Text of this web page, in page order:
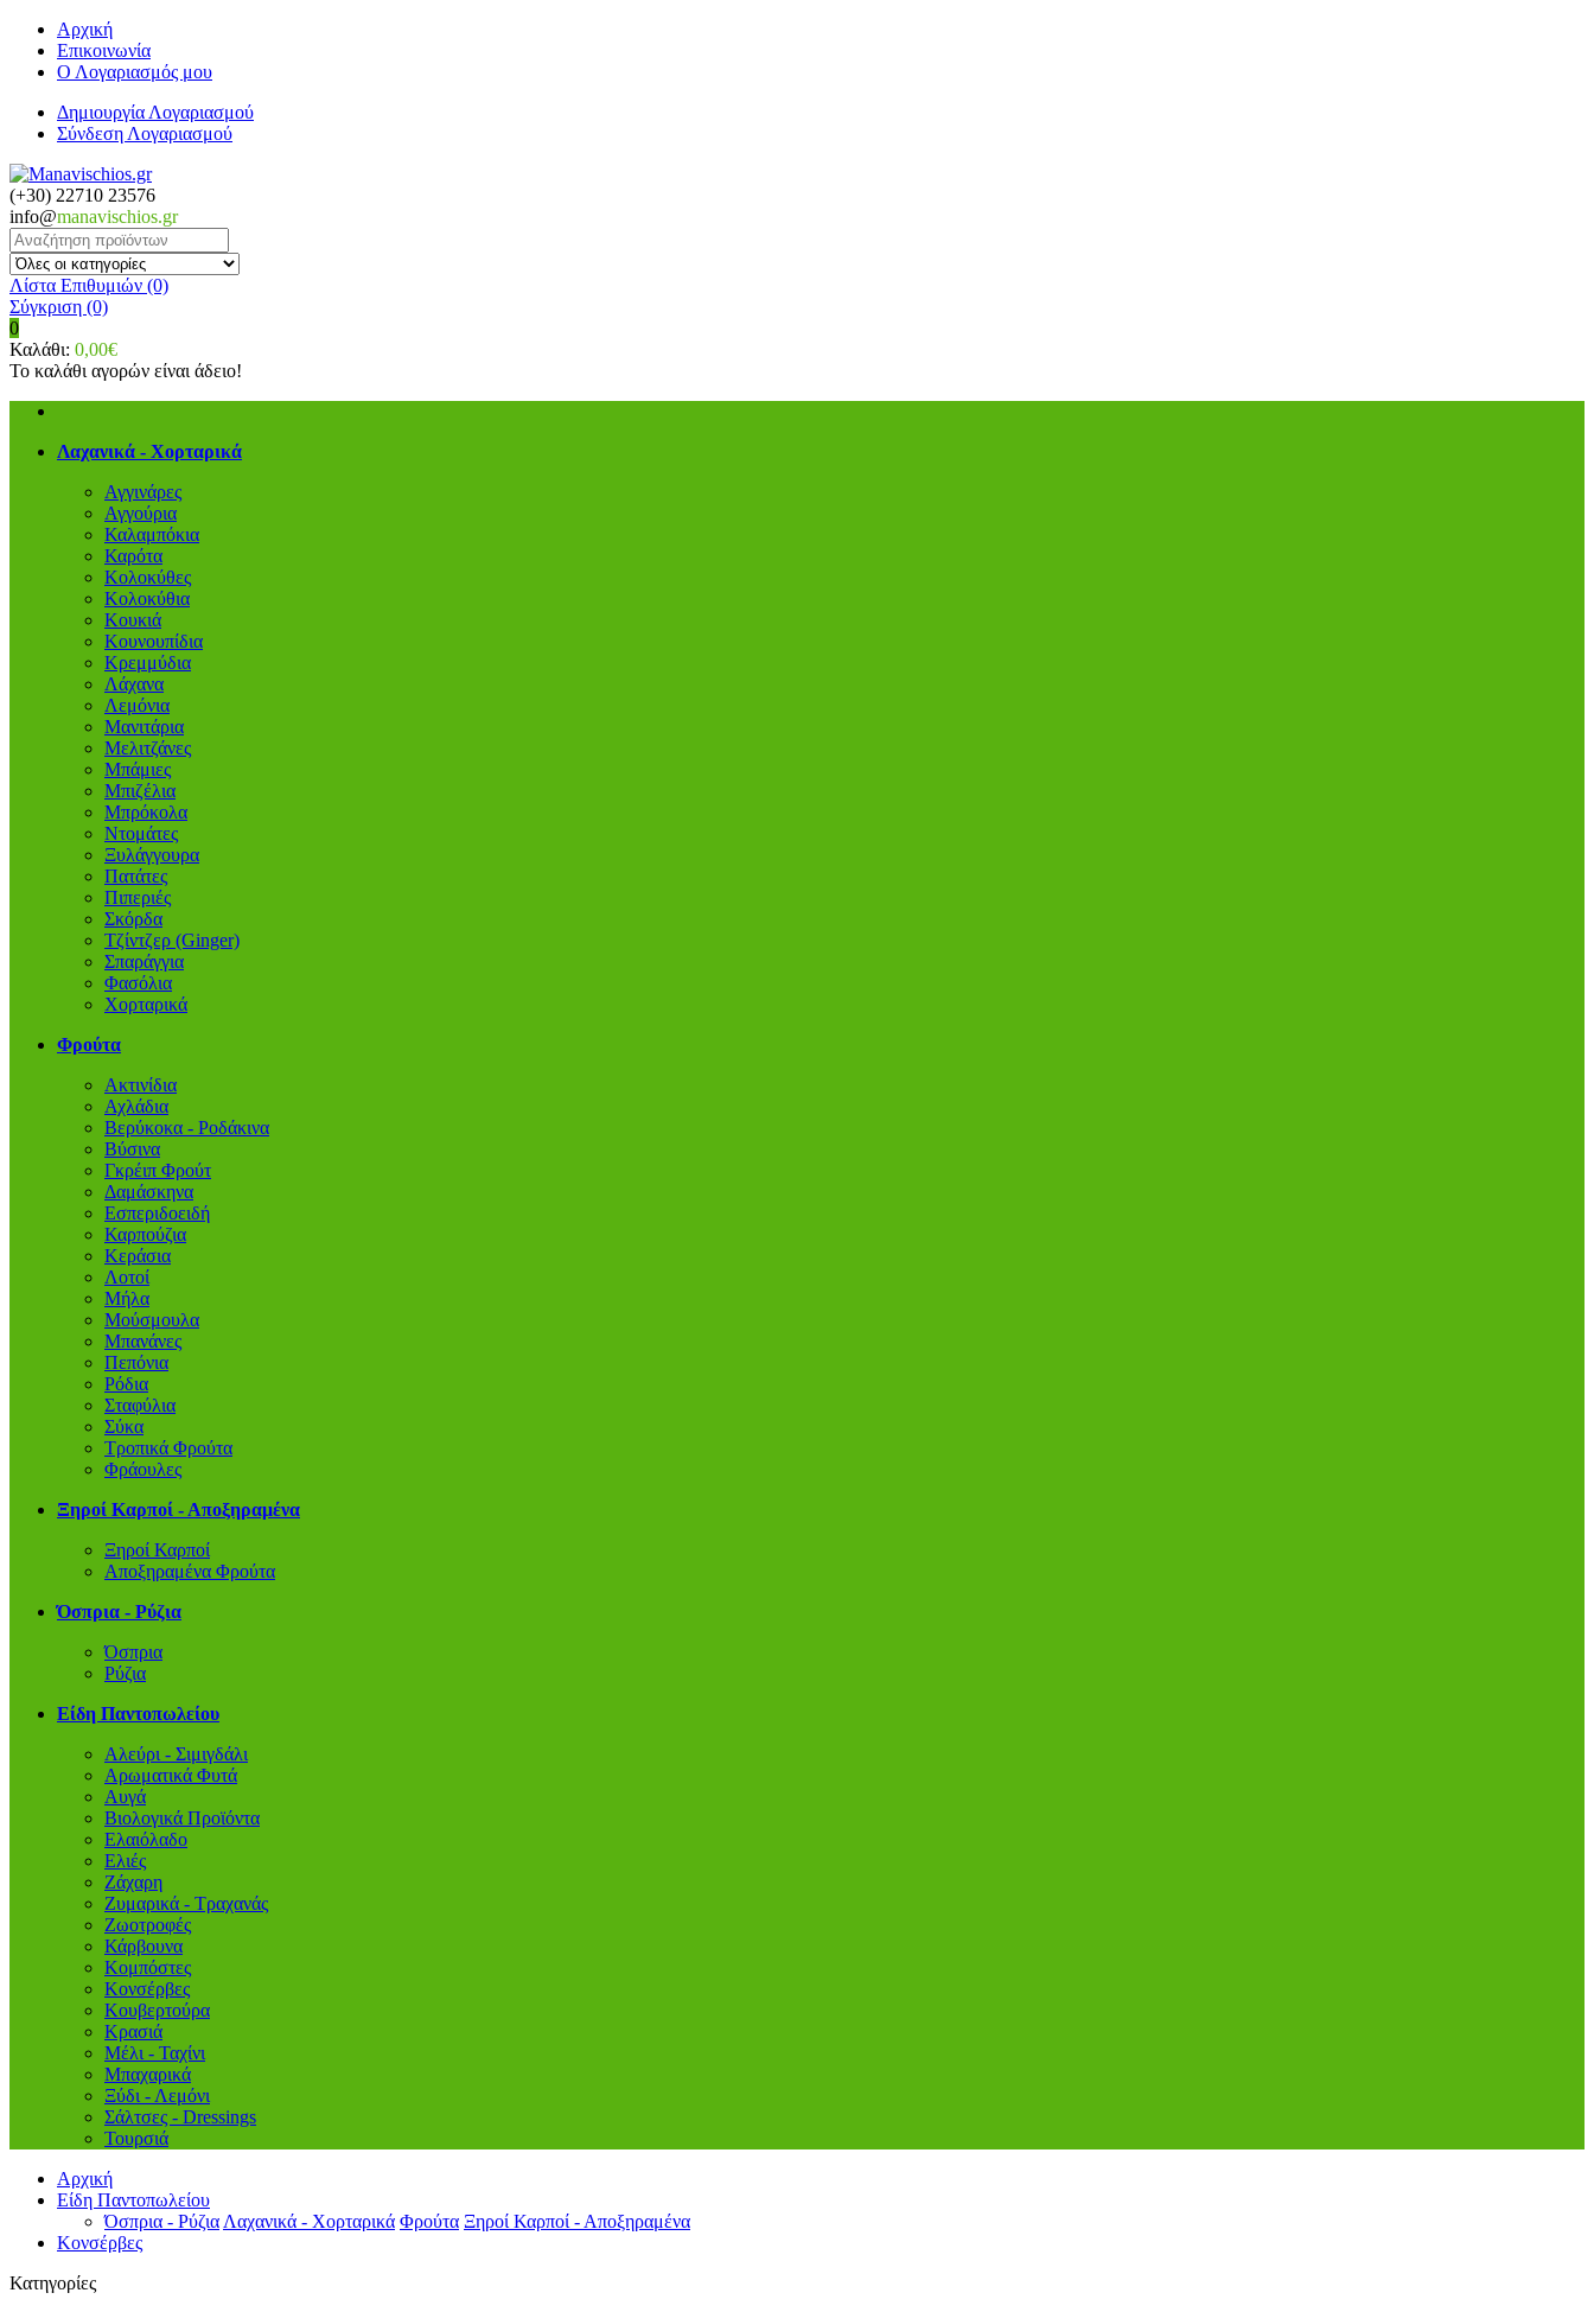
Αρχική
Επικοινωνία
Ο Λογαριασμός μου
Δημιουργία Λογαριασμού
Σύνδεση Λογαριασμού
(+30) 22710 23576
info@manavischios.gr
Λίστα Επιθυμιών (0)
Σύγκριση (0)
0
Καλάθι: 0,00€
Το καλάθι αγορών είναι άδειο!
Λαχανικά - Χορταρικά
Αγγινάρες
Αγγούρια
Καλαμπόκια
Καρότα
Κολοκύθες
Κολοκύθια
Κουκιά
Κουνουπίδια
Κρεμμύδια
Λάχανα
Λεμόνια
Μανιτάρια
Μελιτζάνες
Μπάμιες
Μπιζέλια
Μπρόκολα
Ντομάτες
Ξυλάγγουρα
Πατάτες
Πιπεριές
Σκόρδα
Τζίντζερ (Ginger)
Σπαράγγια
Φασόλια
Χορταρικά
Φρούτα
Ακτινίδια
Αχλάδια
Βερύκοκα - Ροδάκινα
Βύσινα
Γκρέιπ Φρούτ
Δαμάσκηνα
Εσπεριδοειδή
Καρπούζια
Κεράσια
Λοτοί
Μήλα
Μούσμουλα
Μπανάνες
Πεπόνια
Ρόδια
Σταφύλια
Σύκα
Τροπικά Φρούτα
Φράουλες
Ξηροί Καρποί - Αποξηραμένα
Ξηροί Καρποί
Αποξηραμένα Φρούτα
Όσπρια - Ρύζια
Όσπρια
Ρύζια
Είδη Παντοπωλείου
Αλεύρι - Σιμιγδάλι
Αρωματικά Φυτά
Αυγά
Βιολογικά Προϊόντα
Ελαιόλαδο
Ελιές
Ζάχαρη
Ζυμαρικά - Τραχανάς
Ζωοτροφές
Κάρβουνα
Κομπόστες
Κονσέρβες
Κουβερτούρα
Κρασιά
Μέλι - Ταχίνι
Μπαχαρικά
Ξύδι - Λεμόνι
Σάλτσες - Dressings
Τουρσιά
Αρχική
Είδη Παντοπωλείου
Όσπρια - Ρύζια Λαχανικά - Χορταρικά Φρούτα Ξηροί Καρποί - Αποξηραμένα
Κονσέρβες
Κατηγορίες